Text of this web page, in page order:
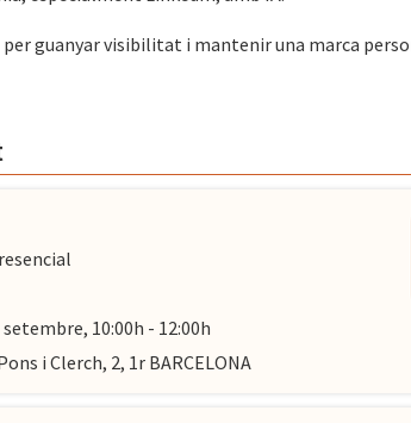
per guanyar visibilitat i mantenir una marca
10:00h - 12:00h
i Clerch, 2, 1r BARCELONA